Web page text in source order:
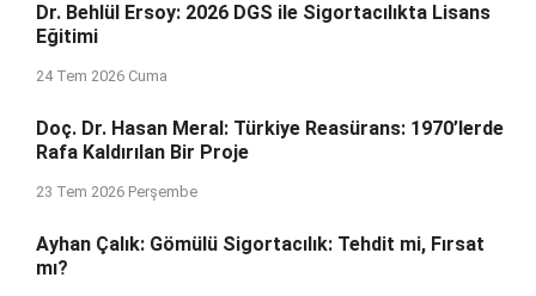
Dr. Behlül Ersoy: 2026 DGS ile Sigortacılıkta Lisans
Eğitimi
24 Tem 2026 Cuma
Doç. Dr. Hasan Meral: Türkiye Reasürans: 1970’lerde
Rafa Kaldırılan Bir Proje
23 Tem 2026 Perşembe
Ayhan Çalık: Gömülü Sigortacılık: Tehdit mi, Fırsat
mı?